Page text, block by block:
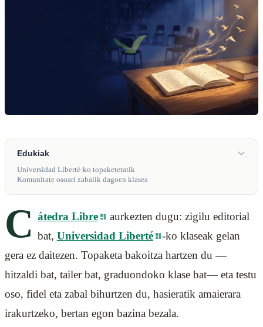
Edukiak
Universidad Liberté-ko topaketetatik
Komunitate osoari zabalik dagoen klasea
C átedra Libre
aurkezten dugu: zigilu editorial
bat, Universidad Liberté
-ko klaseak gelan
gera ez daitezen. Topaketa bakoitza hartzen du —
hitzaldi bat, tailer bat, graduondoko klase bat— eta testu
oso, fidel eta zabal bihurtzen du, hasieratik amaierara
irakurtzeko, bertan egon bazina bezala.